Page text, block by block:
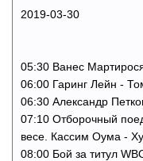
2019-03-30
05:30 Ванес
06:00 Гаринг Лейн -
06:30 Александр
07:10 Отборочный
весе. Кассим Оума -
08:00 Бой за титул